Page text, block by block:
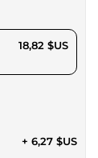
18,82 $US
+ 6,27 $US